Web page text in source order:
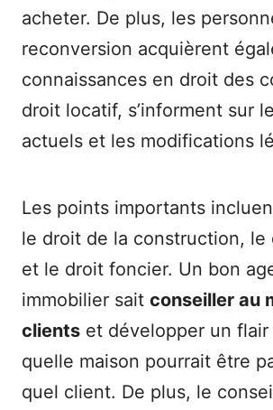
acheter. De plus, les
reconversion acquièrent
connaissances en droit des
droit locatif, s’informent sur
actuels et les modifications
Les points importants
le droit de la construction, le
et le droit foncier. Un bon
immobilier sait conseiller au
clients et développer un
quelle maison pourrait être
quel client. De plus, le